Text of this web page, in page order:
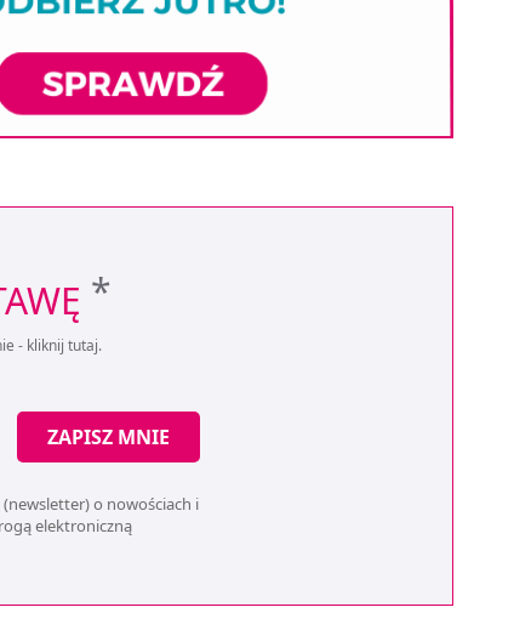
*
- kliknij tutaj.
ZAPISZ MNIE
o nowościach i
elektroniczną